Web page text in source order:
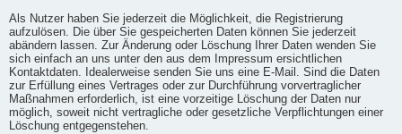
Als Nutzer haben Sie jederzeit die Möglichkeit, die Registrierung
aufzulösen. Die über Sie gespeicherten Daten können Sie jederzeit
abändern lassen. Zur Änderung oder Löschung Ihrer Daten wenden Sie
sich einfach an uns unter den aus dem Impressum ersichtlichen
Kontaktdaten. Idealerweise senden Sie uns eine E-Mail. Sind die Daten
zur Erfüllung eines Vertrages oder zur Durchführung vorvertraglicher
Maßnahmen erforderlich, ist eine vorzeitige Löschung der Daten nur
möglich, soweit nicht vertragliche oder gesetzliche Verpflichtungen einer
Löschung entgegenstehen.